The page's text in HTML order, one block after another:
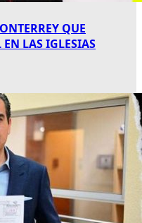
QUE
LAS IGLESIAS